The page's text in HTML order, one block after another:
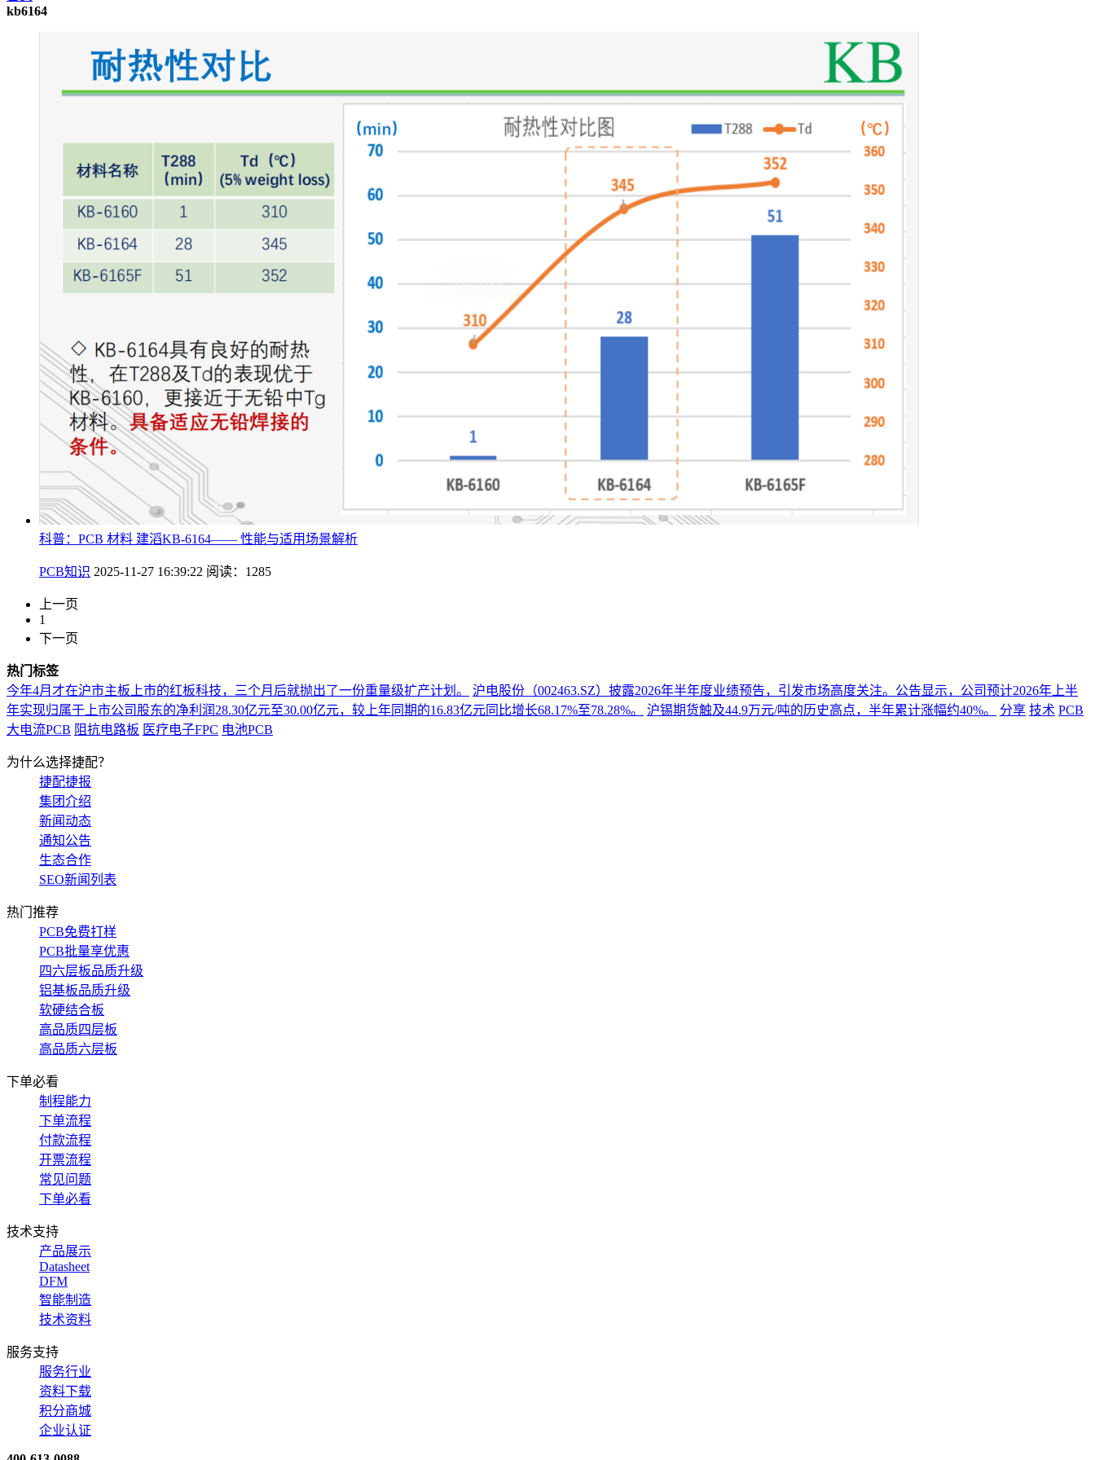
kb6164
科普：PCB 材料 建滔KB-6164—— 性能与适用场景解析
PCB知识 2025-11-27 16:39:22 阅读：1285
上一页
1
下一页
热门标签
今年4月才在沪市主板上市的红板科技，三个月后就抛出了一份重量级扩产计划。
沪电股份（002463.SZ）披露2026年半年度业绩预告，引发市场高度关注。公告显示，公司预计2026年上半
年实现归属于上市公司股东的净利润28.30亿元至30.00亿元，较上年同期的16.83亿元同比增长68.17%至78.28%。
沪锡期货触及44.9万元/吨的历史高点，半年累计涨幅约40%。 分享 技术 PCB
大电流PCB 阻抗电路板 医疗电子FPC 电池PCB
为什么选择捷配？
捷配捷报
集团介绍
新闻动态
通知公告
生态合作
SEO新闻列表
热门推荐
PCB免费打样
PCB批量享优惠
四六层板品质升级
铝基板品质升级
软硬结合板
高品质四层板
高品质六层板
下单必看
制程能力
下单流程
付款流程
开票流程
常见问题
下单必看
技术支持
产品展示
Datasheet
DFM
智能制造
技术资料
服务支持
服务行业
资料下载
积分商城
企业认证